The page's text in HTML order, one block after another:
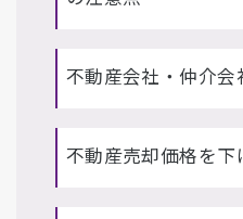
不動産会社・仲介会
不動産売却価格を下